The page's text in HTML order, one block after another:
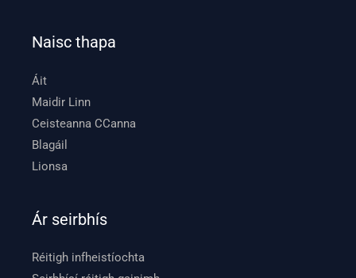
Naisc thapa
Áit
Maidir Linn
Ceisteanna CCanna
Blagáil
Lionsa
Ár seirbhís
Réitigh infheistíochta